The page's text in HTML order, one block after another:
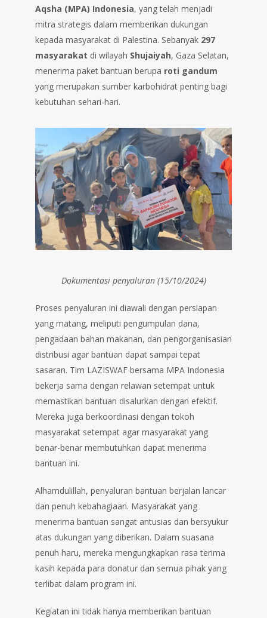
Aqsha (MPA) Indonesia, yang telah menjadi
mitra strategis dalam memberikan dukungan
kepada masyarakat di Palestina. Sebanyak 297
masyarakat di wilayah Shujaiyah, Gaza Selatan,
menerima paket bantuan berupa roti gandum
yang merupakan sumber karbohidrat penting bagi
kebutuhan sehari-hari.
Dokumentasi penyaluran (15/10/2024)
Proses penyaluran ini diawali dengan persiapan
yang matang, meliputi pengumpulan dana,
pengadaan bahan makanan, dan pengorganisasian
distribusi agar bantuan dapat sampai tepat
sasaran. Tim LAZISWAF bersama MPA Indonesia
bekerja sama dengan relawan setempat untuk
memastikan bantuan disalurkan dengan efektif.
Mereka juga berkoordinasi dengan tokoh
masyarakat setempat agar masyarakat yang
benar-benar membutuhkan dapat menerima
bantuan ini.
Alhamdulillah, penyaluran bantuan berjalan lancar
dan penuh kebahagiaan. Masyarakat yang
menerima bantuan sangat antusias dan bersyukur
atas dukungan yang diberikan. Dalam suasana
penuh haru, mereka mengungkapkan rasa terima
kasih kepada para donatur dan semua pihak yang
terlibat dalam program ini.
Kegiatan ini tidak hanya memberikan bantuan